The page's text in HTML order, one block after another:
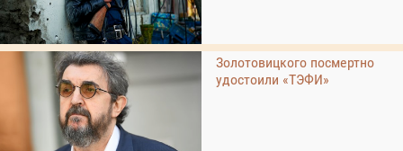
Золотовицкого посмертно
удостоили «ТЭФИ»